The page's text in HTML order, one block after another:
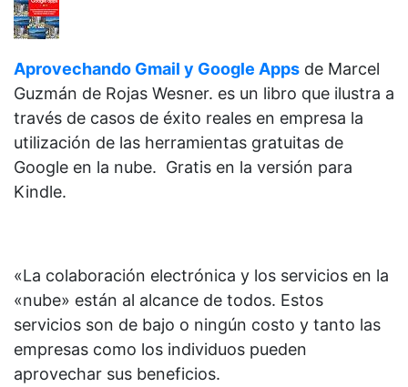
Aprovechando Gmail y Google Apps de Marcel
Guzmán de Rojas Wesner. es un libro que ilustra a
través de casos de éxito reales en empresa la
utilización de las herramientas gratuitas de
Google en la nube. Gratis en la versión para
Kindle.
«La colaboración electrónica y los servicios en la
«nube» están al alcance de todos. Estos
servicios son de bajo o ningún costo y tanto las
empresas como los individuos pueden
aprovechar sus beneficios.